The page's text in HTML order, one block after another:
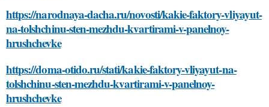
https://narodnaya-dacha.ru/novosti/kakie-faktory-vliyayut-
na-tolshchinu-sten-mezhdu-kvartirami-v-panelnoy-
hrushchevke
https://doma-otido.ru/stati/kakie-faktory-vliyayut-na-
tolshchinu-sten-mezhdu-kvartirami-v-panelnoy-
hrushchevke